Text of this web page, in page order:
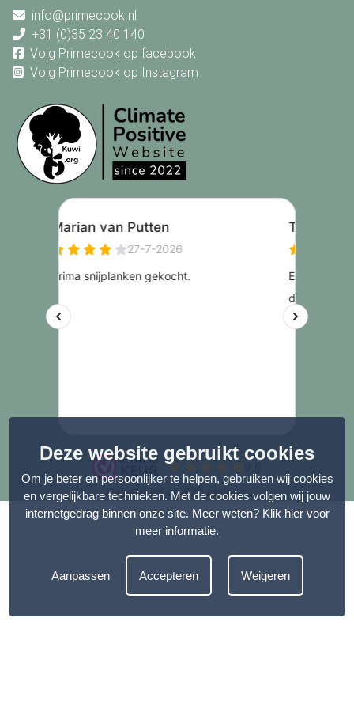
info@primecook.nl
+31 (0)35 23 40 140
Volg Primecook op facebook
Volg Primecook op Instagram
Deze website gebruikt cookies
Om je beter en persoonlijker te helpen, gebruiken wij cookies
en vergelijkbare technieken. Met de cookies volgen wij jouw
internetgedrag binnen onze site. Meer weten? Klik hier voor
meer informatie.
Aanpassen Accepteren Weigeren